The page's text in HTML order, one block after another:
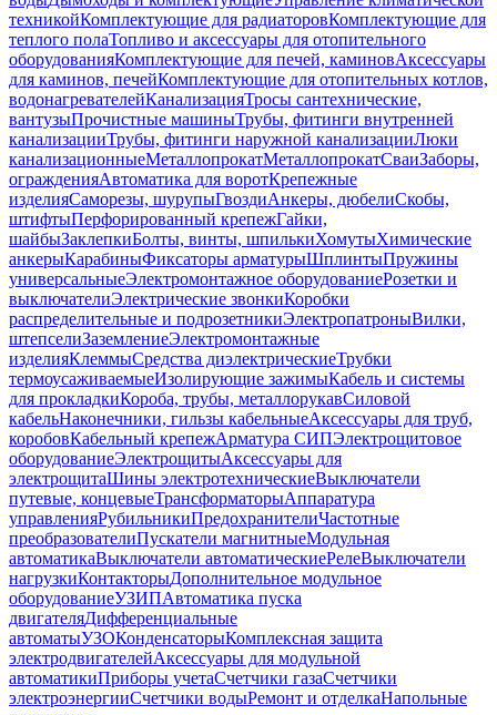
техникойКомплектующие для радиаторовКомплектующие для
теплого полаТопливо и аксессуары для отопительного
оборудованияКомплектующие для печей, каминовАксессуары
для каминов, печейКомплектующие для отопительных котлов,
водонагревателейКанализацияТросы сантехнические,
вантузыПрочистные машиныТрубы, фитинги внутренней
канализацииТрубы, фитинги наружной канализацииЛюки
канализационныеМеталлопрокатМеталлопрокатСваиЗаборы,
огражденияАвтоматика для воротКрепежные
изделияСаморезы, шурупыГвоздиАнкеры, дюбелиСкобы,
штифтыПерфорированный крепежГайки,
шайбыЗаклепкиБолты, винты, шпилькиХомутыХимические
анкерыКарабиныФиксаторы арматурыШплинтыПружины
универсальныеЭлектромонтажное оборудованиеРозетки и
выключателиЭлектрические звонкиКоробки
распределительные и подрозетникиЭлектропатроныВилки,
штепселиЗаземлениеЭлектромонтажные
изделияКлеммыСредства диэлектрическиеТрубки
термоусаживаемыеИзолирующие зажимыКабель и системы
для прокладкиКороба, трубы, металлорукавСиловой
кабельНаконечники, гильзы кабельныеАксессуары для труб,
коробовКабельный крепежАрматура СИПЭлектрощитовое
оборудованиеЭлектрощитыАксессуары для
электрощитаШины электротехническиеВыключатели
путевые, концевыеТрансформаторыАппаратура
управленияРубильникиПредохранителиЧастотные
преобразователиПускатели магнитныеМодульная
автоматикаВыключатели автоматическиеРелеВыключатели
нагрузкиКонтакторыДополнительное модульное
оборудованиеУЗИПАвтоматика пуска
двигателяДифференциальные
автоматыУЗОКонденсаторыКомплексная защита
электродвигателейАксессуары для модульной
автоматикиПриборы учетаСчетчики газаСчетчики
электроэнергииСчетчики водыРемонт и отделкаНапольные